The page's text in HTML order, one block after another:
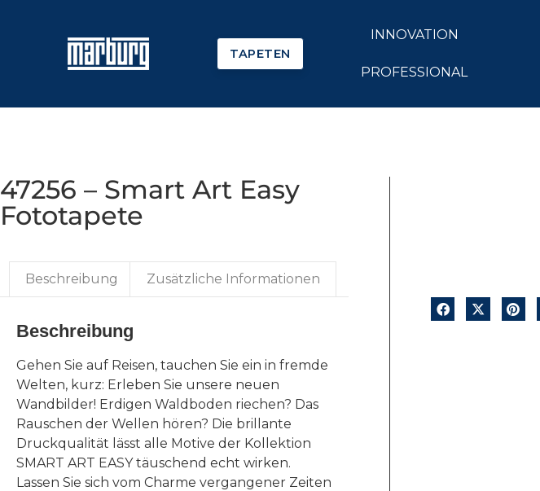
TAPETEN
INNOVATION
PROFESSIONAL
47256 – Smart Art Easy
Fototapete
Beschreibung Zusätzliche Informationen
Beschreibung
Gehen Sie auf Reisen, tauchen Sie ein in fremde
Welten, kurz: Erleben Sie unsere neuen
Wandbilder! Erdigen Waldboden riechen? Das
Rauschen der Wellen hören? Die brillante
Druckqualität lässt alle Motive der Kollektion
SMART ART EASY täuschend echt wirken.
Lassen Sie sich vom Charme vergangener Zeiten